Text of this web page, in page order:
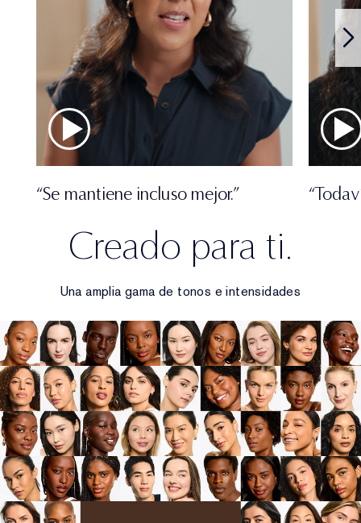
“Se mantiene incluso mejor.”
Creado para ti.
Una amplia gama de tonos e intensidades